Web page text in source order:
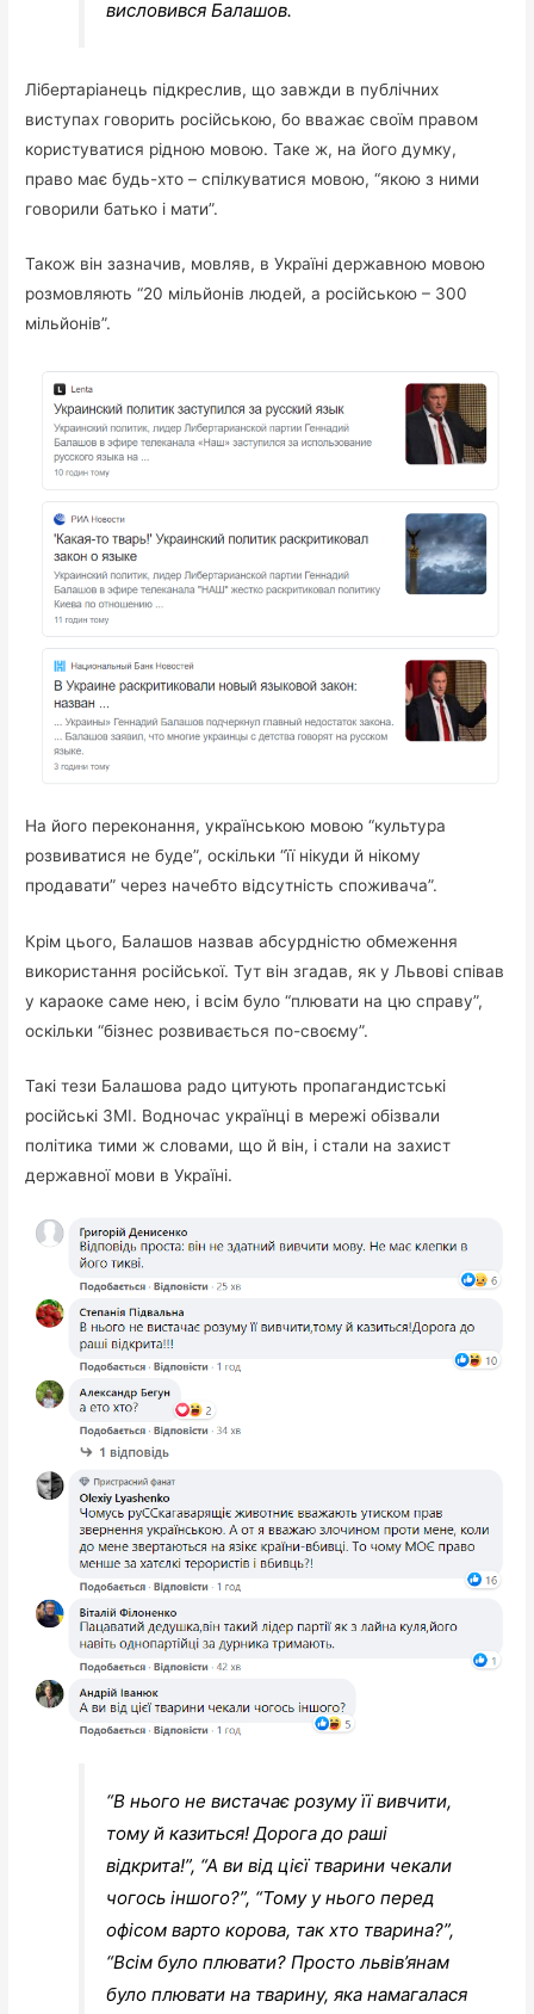
висловився Балашов.
Лібертаріанець підкреслив, що завжди в публічних
виступах говорить російською, бо вважає своїм правом
користуватися рідною мовою. Таке ж, на його думку,
право має будь-хто – спілкуватися мовою, “якою з ними
говорили батько і мати”.
Також він зазначив, мовляв, в Україні державною мовою
розмовляють “20 мільйонів людей, а російською – 300
мільйонів”.
На його переконання, українською мовою “культура
розвиватися не буде”, оскільки “її нікуди й нікому
продавати” через начебто відсутність споживача”.
Крім цього, Балашов назвав абсурдністю обмеження
використання російської. Тут він згадав, як у Львові співав
у караоке саме нею, і всім було “плювати на цю справу”,
оскільки “бізнес розвивається по-своєму”.
Такі тези Балашова радо цитують пропагандистські
російські ЗМІ. Водночас українці в мережі обізвали
політика тими ж словами, що й він, і стали на захист
державної мови в Україні.
“В нього не вистачає розуму її вивчити,
тому й казиться! Дорога до раші
відкрита!”, “А ви від цієї тварини чекали
чогось іншого?”, “Тому у нього перед
офісом варто корова, так хто тварина?”,
“Всім було плювати? Просто львів’янам
було плювати на тварину, яка намагалася